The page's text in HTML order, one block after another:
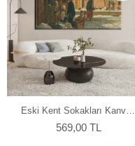
Eski Kent Sokakları Kanvas
Tablo
569,00 TL